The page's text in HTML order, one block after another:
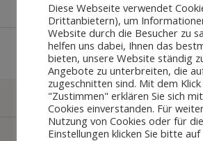
Diese Webseite verwendet
Drittanbietern), um
Website durch die Besucher zu
helfen uns dabei, Ihnen das
bieten, unsere Website ständig
Angebote zu unterbreiten, die
zugeschnitten sind. Mit dem
"Zustimmen" erklären Sie sich
Cookies einverstanden. Für
Nutzung von Cookies oder für
Einstellungen klicken Sie bitte